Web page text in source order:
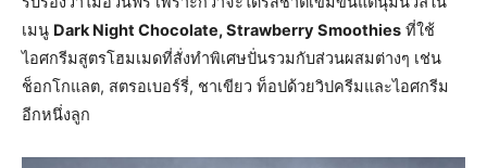
เมนู Dark Night Chocolate, Strawberry Smoothies ที่ใช้
ไอศกรีมสูตรโฮมเมดที่สั่งทำพิเศษปั่นรวมกับส่วนผสมต่างๆ เช่น
ช็อกโกแลต, สตรอเบอร์รี่, ชาเขียว ท็อปด้วยวิปครีมและไอศกรีม
อีกหนึ่งลูก